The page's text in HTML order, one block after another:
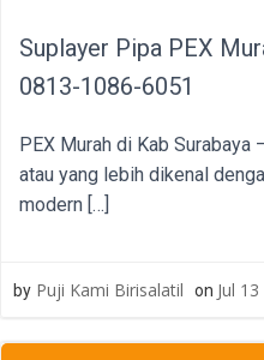
Suplayer Pipa PEX
0813-1086-6051
PEX Murah di Kab
atau yang lebih dikenal
modern […]
by Puji Kami Birisalatil on Jul 13